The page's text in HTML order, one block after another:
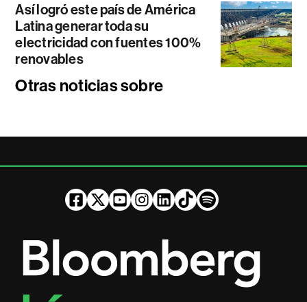
Así logró este país de América
Latina generar toda su
electricidad con fuentes 100%
renovables
Otras noticias sobre